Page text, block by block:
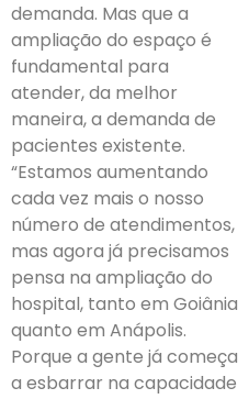
demanda. Mas que a
ampliação do espaço é
fundamental para
atender, da melhor
maneira, a demanda de
pacientes existente.
“Estamos aumentando
cada vez mais o nosso
número de atendimentos,
mas agora já precisamos
pensa na ampliação do
hospital, tanto em Goiânia
quanto em Anápolis.
Porque a gente já começa
a esbarrar na capacidade